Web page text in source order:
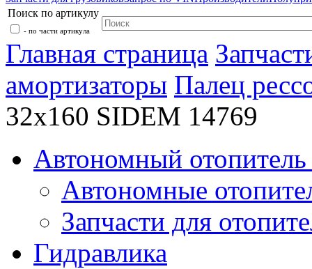
Поиск по артикулу
- по части артикула
Главная страница
амортизаторы Палец
32x160 SIDEM 14769
Автономный отопитель
Автономные
Запчасти для
Гидравлика